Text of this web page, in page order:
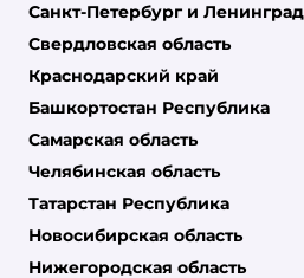
Санкт-Петербург и
Свердловская область
Краснодарский край
Башкортостан Республика
Самарская область
Челябинская область
Татарстан Республика
Новосибирская область
Нижегородская область